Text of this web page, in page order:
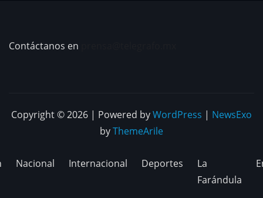
Contáctanos en
Copyright © 2026 | Powered byWordPress | NewsExo
byThemeArile
Nacional Internacional Deportes
La
Farándula